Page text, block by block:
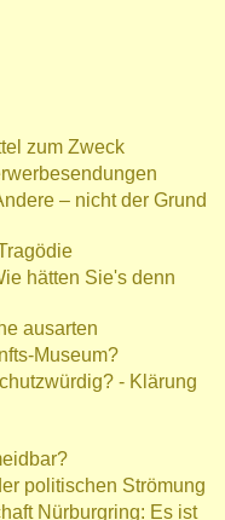
zum Zweck
– nicht der Grund
hätten Sie's denn
ausarten
Museum?
- Klärung
politischen Strömung
Nürburgring: Es ist